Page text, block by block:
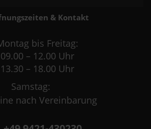
& Kontakt
bis Freitag:
09.00 – 12.00 Uhr
13.30 – 18.00 Uhr
Samstag:
nach Vereinbarung